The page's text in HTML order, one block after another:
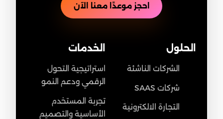
احجز موعدًا معنا الآن
الخدمات
استراتيجية التحول
الرقمي ودعم النمو
تجربة المستخدم
الأساسية والتصميم
الحلول
الشركات الناشئة
شركات SAAS
التجارة الالكترونية